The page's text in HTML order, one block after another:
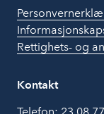
Rettighets- og
Kontakt